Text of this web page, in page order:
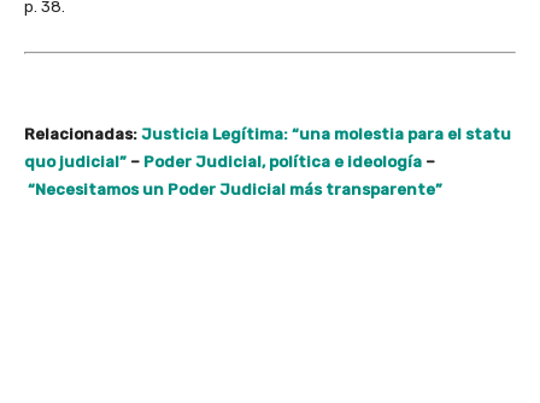
p. 38.
Relacionadas: Justicia Legítima: “una molestia para el statu
quo judicial” – Poder Judicial, política e ideología –
“Necesitamos un Poder Judicial más transparente”